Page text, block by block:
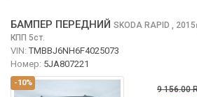
-10%
БАМПЕР ПЕРЕДНИЙ SKODA RAPID , 2015
КПП 5ст.
VIN: TMBBJ6NH6F4025073
Номер: 5JA807221
9 156.00